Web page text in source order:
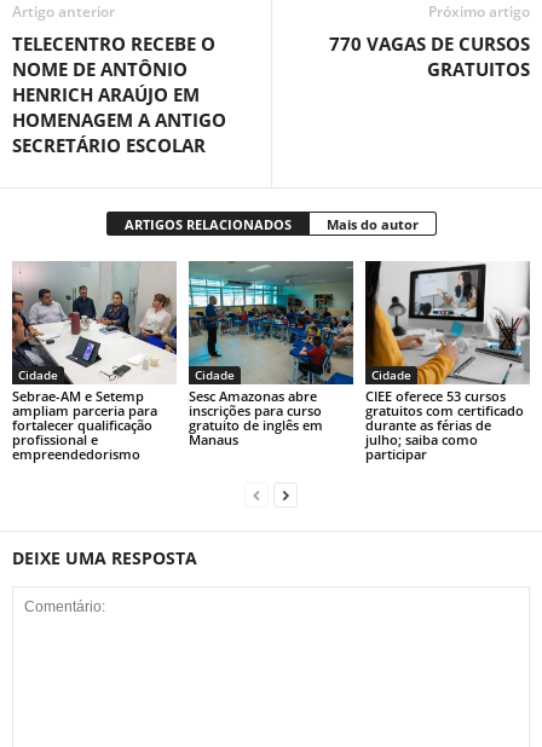
Artigo anterior
TELECENTRO RECEBE O
NOME DE ANTÔNIO
HENRICH ARAÚJO EM
HOMENAGEM A ANTIGO
SECRETÁRIO ESCOLAR
Próximo artigo
770 VAGAS DE CURSOS
GRATUITOS
ARTIGOS RELACIONADOS Mais do autor
Cidade
Sebrae-AM e Setemp
ampliam parceria para
fortalecer qualificação
profissional e
empreendedorismo
Cidade
Sesc Amazonas abre
inscrições para curso
gratuito de inglês em
Manaus
Cidade
CIEE oferece 53 cursos
gratuitos com certificado
durante as férias de
julho; saiba como
participar
DEIXE UMA RESPOSTA